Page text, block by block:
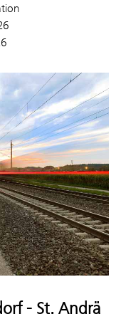
- St. Andrä